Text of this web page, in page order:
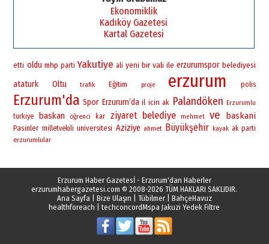
bir vizyon proje daha!
02 Ağustos 2026 PazarEkonomiklik
Kadıköy Gazetesi
Kartal Gazetesi
etti oldu mhp parti Yakutiye ali yeni bir vali ile erzurumspor belediyesi
ataturk Oltu trafik Eğitim proje erzurum polis
Erzurum'da Spor Erzurum’da il icin ak Palandöken Erzurumlu
turkiye baskan öğrenci kar ziyaret belediye mehmet ve baskani
Pasinler milletvekili universitesi Aziziye ahmet Büyükşehir kayak ak parti
erzurumlular
Erzurum Haber Gazetesİ - Erzurum'dan Haberler
erzurumhabergazetesi.com © 2008-2026 TÜM HAKLARI SAKLIDIR.
Ana Sayfa| Bize Ulaşın Tübilmer| BahçeHavuz
healthforeach |techconcordMspa Jakuzi Yedek Filtre